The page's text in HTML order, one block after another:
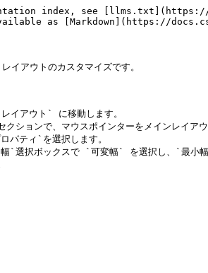
index, see
as [Markdown](https://
イアウトのカスタマイズです。
アウト` に移動します。
ションで、マウスポインターをメインレイアウ
パティ`を選択します。
`選択ボックスで `可変幅` を選択し、`最小